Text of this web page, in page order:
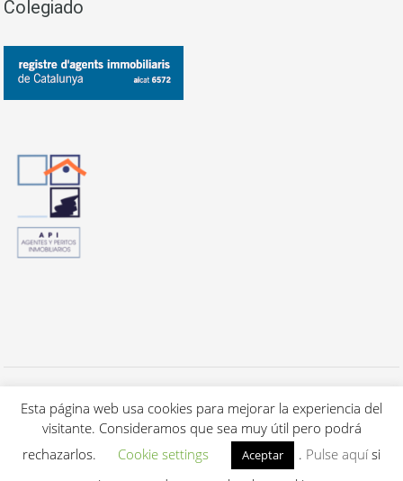
Colegiado
Política de cookies.
Renovación & mantenimientoIDYMA Websolutions (Barcelona)
Esta página web usa cookies para mejorar la experiencia del
visitante. Consideramos que sea muy útil pero podrá
rechazarlos.
Cookie settings Aceptar . Pulse aquísi